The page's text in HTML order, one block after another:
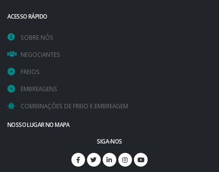
ACESSO RÁPIDO
SOBRE NÓS
NEGOCIANTES
FREIOS
EMBREAGENS
COMBINAÇÕES DE FREIO E EMBREAGEM
NOSSO LUGAR NO MAPA
SIGA-NOS